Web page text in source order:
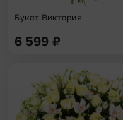
Букет Виктория
6 599 ₽